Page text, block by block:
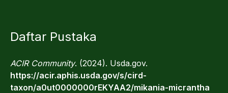
Daftar Pustaka
ACIR Community. (2024). Usda.gov.
https://acir.aphis.usda.gov/s/cird-
taxon/a0ut0000000rEKYAA2/mikania-micrantha